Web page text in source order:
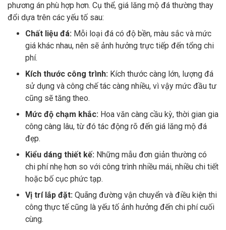
phương án phù hợp hơn. Cụ thể, giá lăng mộ đá thường thay
đổi dựa trên các yếu tố sau:
Chất liệu đá: Mỗi loại đá có độ bền, màu sắc và mức
giá khác nhau, nên sẽ ảnh hưởng trực tiếp đến tổng chi
phí.
Kích thước công trình: Kích thước càng lớn, lượng đá
sử dụng và công chế tác càng nhiều, vì vậy mức đầu tư
cũng sẽ tăng theo.
Mức độ chạm khắc: Hoa văn càng cầu kỳ, thời gian gia
công càng lâu, từ đó tác động rõ đến giá lăng mộ đá
đẹp.
Kiểu dáng thiết kế: Những mẫu đơn giản thường có
chi phí nhẹ hơn so với công trình nhiều mái, nhiều chi tiết
hoặc bố cục phức tạp.
Vị trí lắp đặt: Quãng đường vận chuyển và điều kiện thi
công thực tế cũng là yếu tố ảnh hưởng đến chi phí cuối
cùng.